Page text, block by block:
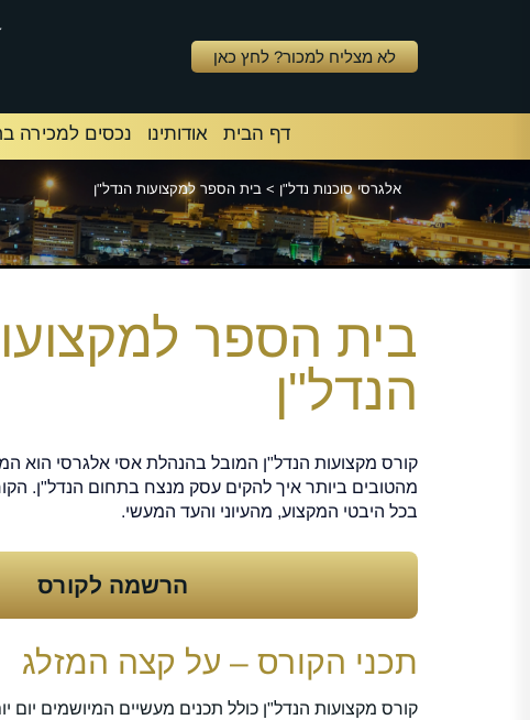
לא מצליח למכור? לחץ כאן
דף הבית אודותינו נכסים למכירה
אלגרסי סוכנות נדל"ן > בית הספר למקצועות הנדל"ן
בית הספר
הנדל"ן
קורס מקצועות הנדל"ן המובל בהנהלת אסי אלגרסי הוא
מהטובים ביותר איך להקים עסק מנצח בתחום הנדל"ן.
בכל היבטי המקצוע, מהעיוני והעד המעשי.
הרשמה לקורס
תכני הקורס – על קצה המזלג
קורס מקצועות הנדל"ן כולל תכנים מעשיים המיושמים יום יום על